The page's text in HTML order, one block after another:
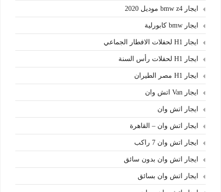
ايجار bmw z4 موديل 2020
ايجار bmw كابورلية
ايجار H1 لحفلات الافطار الجماعي
ايجار H1 لحفلات رأس السنة
ايجار H1 مصر الطيران
ايجار Van اتش وان
ايجار اتش وان
ايجار اتش وان – القاهرة
ايجار اتش وان 7 راكب
ايجار اتش وان بدون سائق
ايجار اتش وان بسائق